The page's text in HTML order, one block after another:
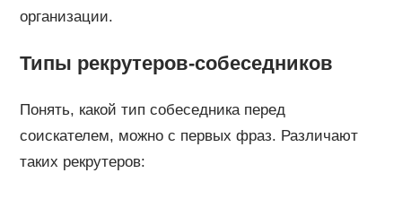
организации.
Типы рекрутеров-собеседников
Понять, какой тип собеседника перед
соискателем, можно с первых фраз. Различают
таких рекрутеров: